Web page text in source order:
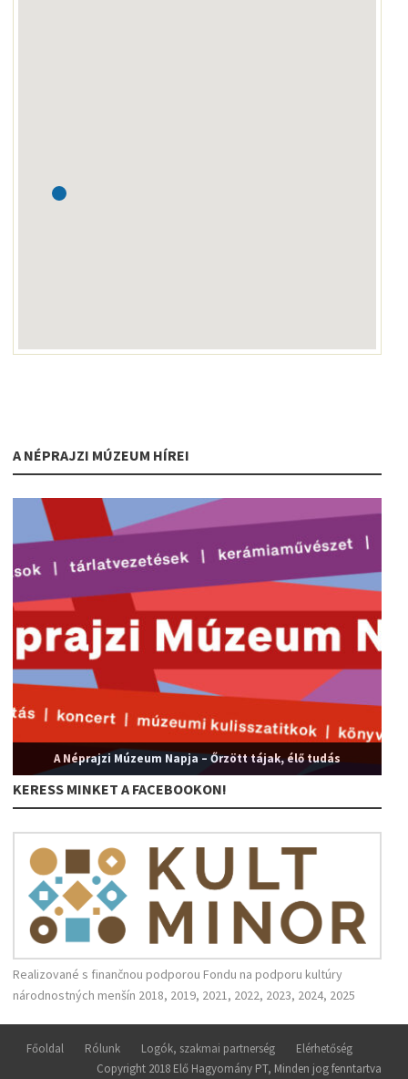
A NÉPRAJZI MÚZEUM HÍREI
A Néprajzi Múzeum Napja – Őrzött tájak, élő tudás
KERESS MINKET A FACEBOOKON!
Realizované s finančnou podporou Fondu na podporu kultúry
národnostných menšín 2018, 2019, 2021, 2022, 2023, 2024, 2025
Főoldal Rólunk Logók, szakmai partnerség
Elérhetőség
Copyright 2018 Elő Hagyomány PT, Minden jog fenntartva